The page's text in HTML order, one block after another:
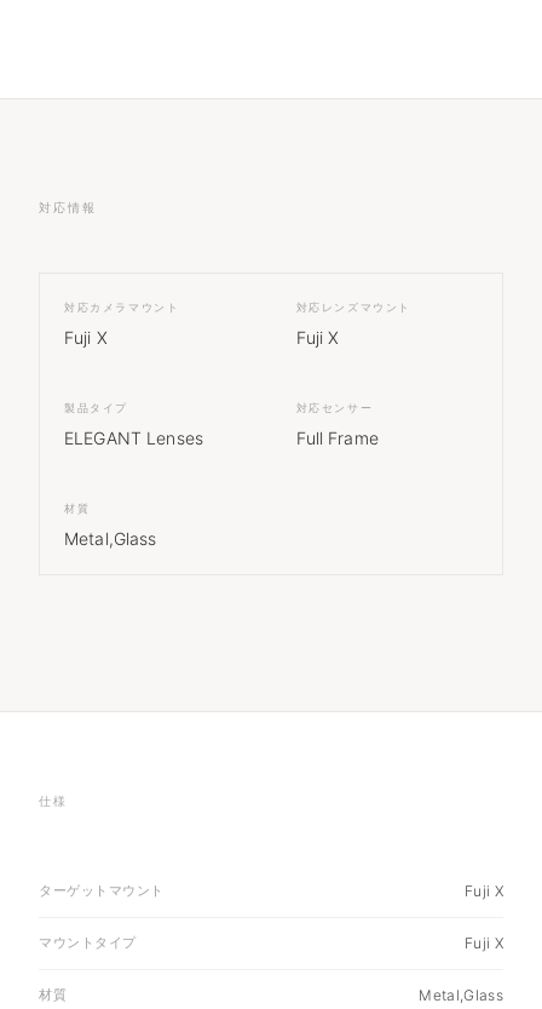
対応情報
対応カメラマウント
Fuji X
対応レンズマウント
Fuji X
製品タイプ
ELEGANT Lenses
対応センサー
Full Frame
材質
Metal,Glass
仕様
ターゲットマウント Fuji X
マウントタイプ Fuji X
材質 Metal,Glass